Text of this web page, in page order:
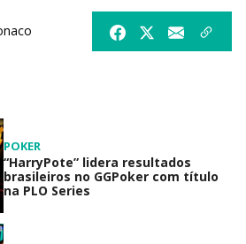
POKER
“HarryPote” lidera resultados
brasileiros no GGPoker com título
na PLO Series